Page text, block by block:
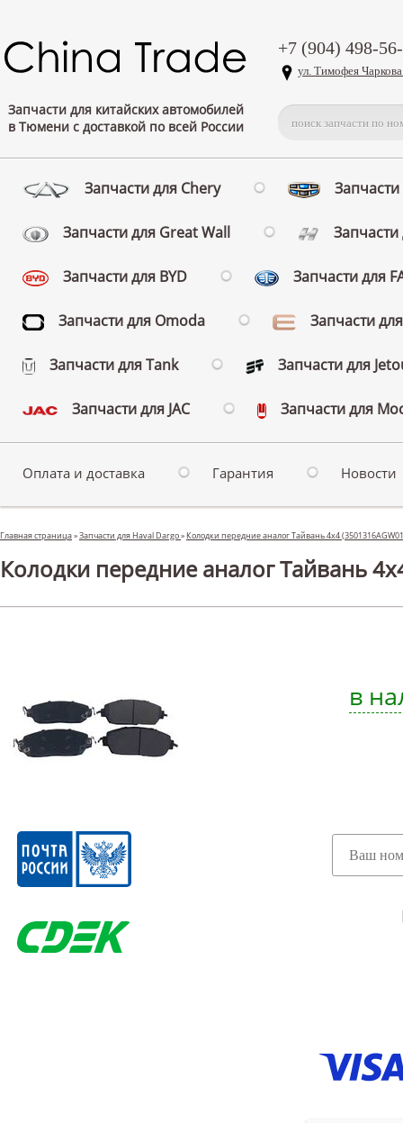
Запчасти для китайских автомобилей
в Тюмени с доставкой по всей России
+7 (904) 498-
ул. Тимофея
Запчасти для Chery
Запчасти для Great Wall
Запчасти для BYD Запчасти для
Запчасти для Omoda Запчасти
Запчасти для Tank Запчасти для
Запчасти для JAC Запчасти для
Оплата и доставка Гарантия Новости
Главная страница»Запчасти для Haval Dargo» Колодки передние аналог Тайвань 4х4
Колодки передние аналог Тайвань
в